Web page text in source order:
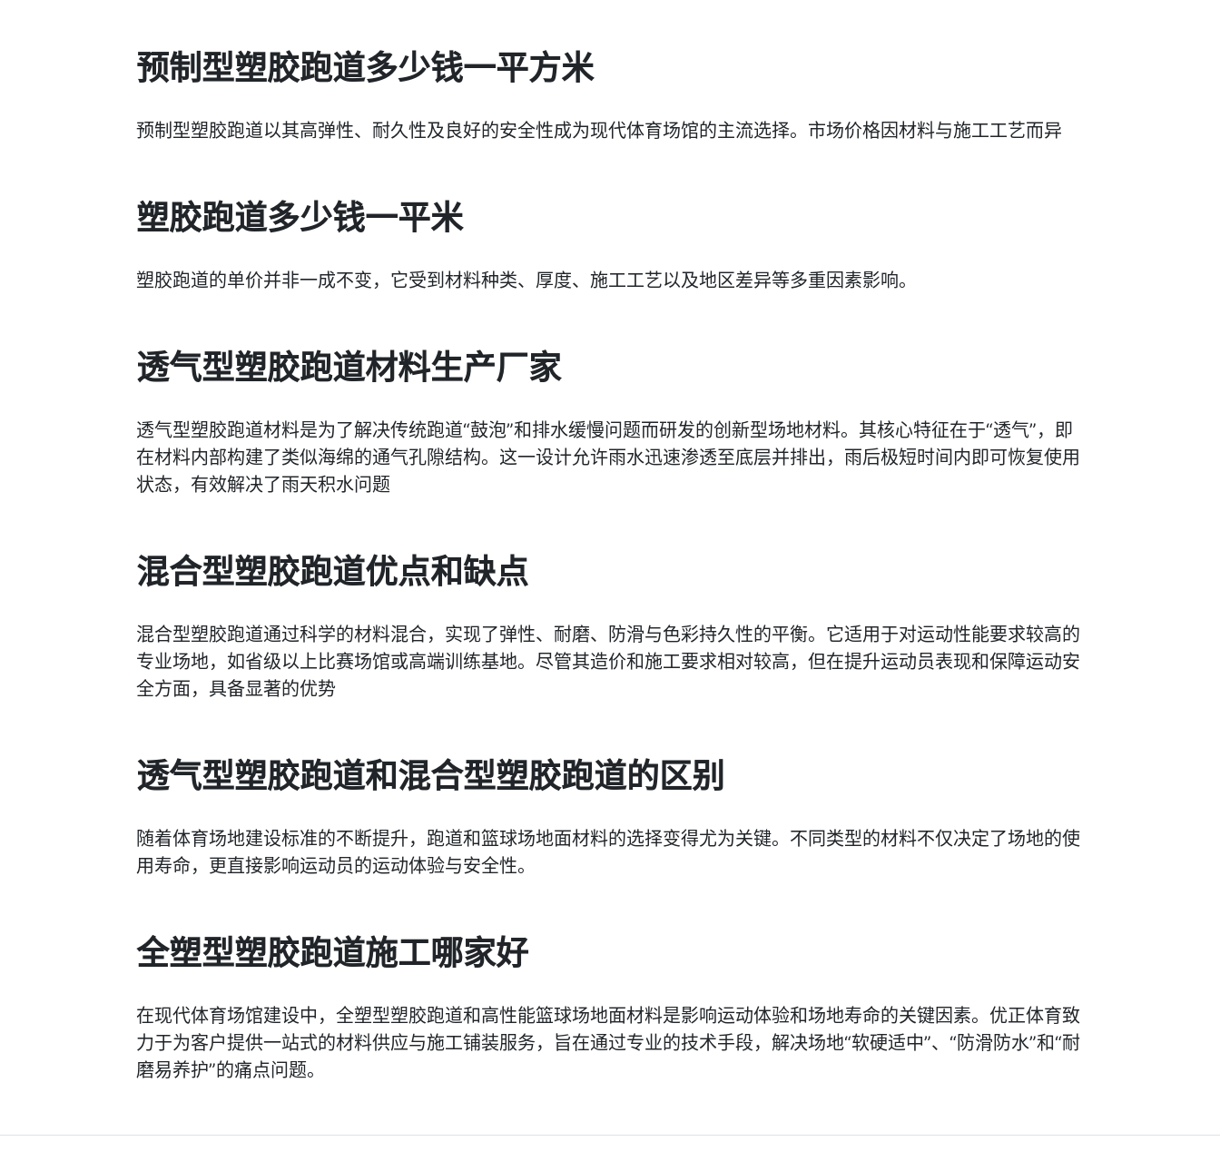
预制型塑胶跑道多少钱一平方米
预制型塑胶跑道以其高弹性、耐久性及良好的安全性成为现代体育场馆的主流选择。市场价格因材料与施工工艺而异
塑胶跑道多少钱一平米
塑胶跑道的单价并非一成不变，它受到材料种类、厚度、施工工艺以及地区差异等多重因素影响。
透气型塑胶跑道材料生产厂家
透气型塑胶跑道材料是为了解决传统跑道“鼓泡”和排水缓慢问题而研发的创新型场地材料。其核心特征在于‍“透气”‍，即
在材料内部构建了类似海绵的通气孔隙结构。这一设计允许雨水迅速渗透至底层并排出，雨后极短时间内即可恢复使用
状态，有效解决了雨天积水问题
混合型塑胶跑道优点和缺点
混合型塑胶跑道通过科学的材料混合，实现了弹性、耐磨、防滑与色彩持久性的平衡。它适用于对运动性能要求较高的
专业场地，如省级以上比赛场馆或高端训练基地。尽管其造价和施工要求相对较高，但在提升运动员表现和保障运动安
全方面，具备显著的优势
透气型塑胶跑道和混合型塑胶跑道的区别
随着体育场地建设标准的不断提升，跑道和篮球场地面材料的选择变得尤为关键。不同类型的材料不仅决定了场地的使
用寿命，更直接影响运动员的运动体验与安全性。
全塑型塑胶跑道施工哪家好
在现代体育场馆建设中，全塑型塑胶跑道和高性能篮球场地面材料是影响运动体验和场地寿命的关键因素。优正体育致
力于为客户提供一站式的材料供应与施工铺装服务，旨在通过专业的技术手段，解决场地“软硬适中”、“防滑防水”和“耐
磨易养护”的痛点问题。